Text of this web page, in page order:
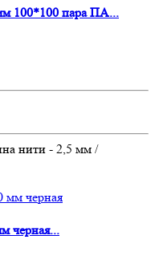
100*100 пара ПА...
нити - 2,5 мм /
черная...